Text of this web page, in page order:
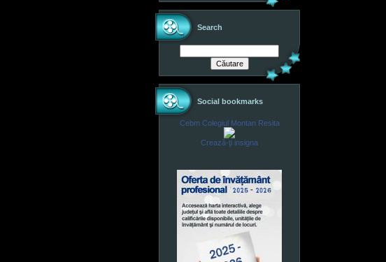
Search
Social bookmarks
Cebm Colegiul Montan Resita
Crează-ţi insigna